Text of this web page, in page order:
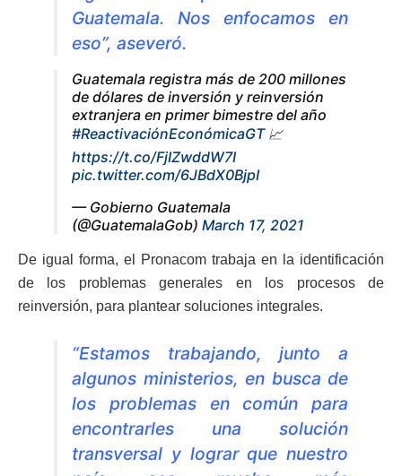
Guatemala. Nos enfocamos en
eso”, aseveró.
Guatemala registra más de 200 millones
de dólares de inversión y reinversión
extranjera en primer bimestre del año
#ReactivaciónEconómicaGT📈
https://t.co/FjIZwddW7I
pic.twitter.com/6JBdX0BjpI
— Gobierno Guatemala
(@GuatemalaGob) March 17, 2021
De igual forma, el Pronacom trabaja en la identificación
de los problemas generales en los procesos de
reinversión, para plantear soluciones integrales.
“Estamos trabajando, junto a
algunos ministerios, en busca de
los problemas en común para
encontrarles una solución
transversal y lograr que nuestro